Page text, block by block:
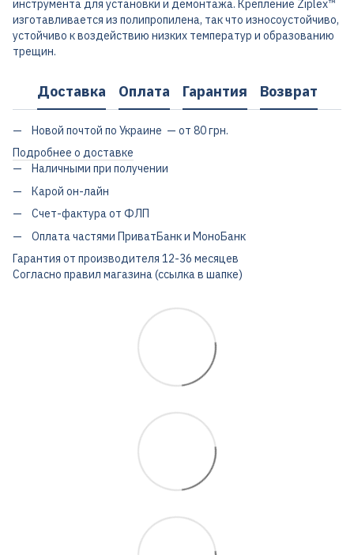
инструмента для установки и демонтажа. Крепление Ziplex™
изготавливается из полипропилена, так что износоустойчиво,
устойчиво к воздействию низких температур и образованию
трещин.
Доставка Оплата Гарантия Возврат
Новой почтой по Украине — от 80 грн.
Подробнее о доставке
Наличными при получении
Карой он-лайн
Счет-фактура от ФЛП
Оплата частями ПриватБанк и МоноБанк
Гарантия от производителя 12-36 месяцев
Согласно правил магазина (ссылка в шапке)